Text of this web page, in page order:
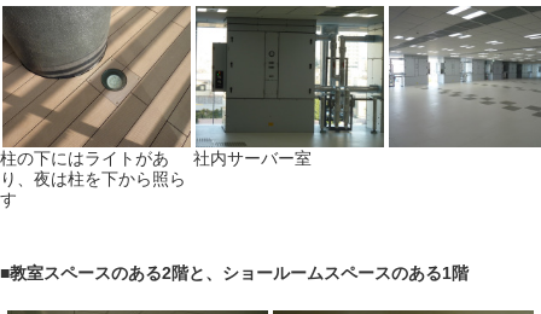
柱の下にはライトがあ
り、夜は柱を下から照ら
す
社内サーバー室
■教室スペースのある2階と、ショールームスペースのある1階